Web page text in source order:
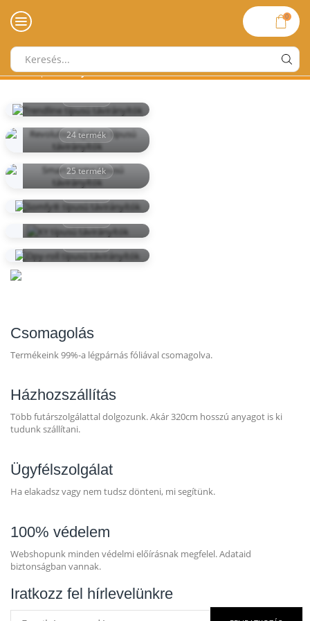
0
input
Kezdőlap»Távirányítók motorokhoz
távirányítók
Revolution-System
típusú távirányítók
24 termék
Smart-Home típusú
távirányítók
25 termék
Somfy® típusú
távirányítók
KY típusú
távirányítók
Opy-roll típusú
távirányítók
Csomagolás
Termékeink 99%-a légpárnás fóliával csomagolva.
Házhozszállítás
Több futárszolgálattal dolgozunk. Akár 320cm hosszú anyagot is ki
tudunk szállítani.
Ügyfélszolgálat
Ha elakadsz vagy nem tudsz dönteni, mi segítünk.
100% védelem
Webshopunk minden védelmi előírásnak megfelel. Adataid
biztonságban vannak.
Iratkozz fel hírlevelünkre